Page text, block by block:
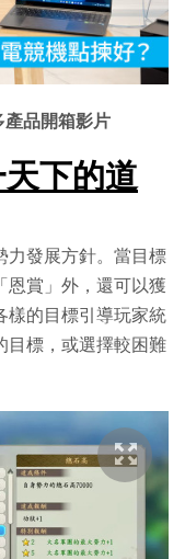
品開箱影片
天下的道
力發展方針。當目標
恩賞」外，還可以獲
樣的目標引導玩家統
目標，或選擇較困難